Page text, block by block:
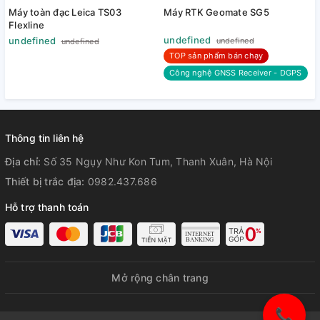
📞
Máy toàn đạc Leica TS03
Flexline
undefined
undefined
Máy RTK Geomate SG5
undefined
undefined
TOP sản phẩm bán chạy
Công nghệ GNSS Receiver - DGPS
Thông tin liên hệ
Địa chỉ: Số 35 Ngụy Như Kon Tum, Thanh Xuân, Hà Nội
Thiết bị trắc địa: 0982.437.686
Hỗ trợ thanh toán
Mở rộng chân trang